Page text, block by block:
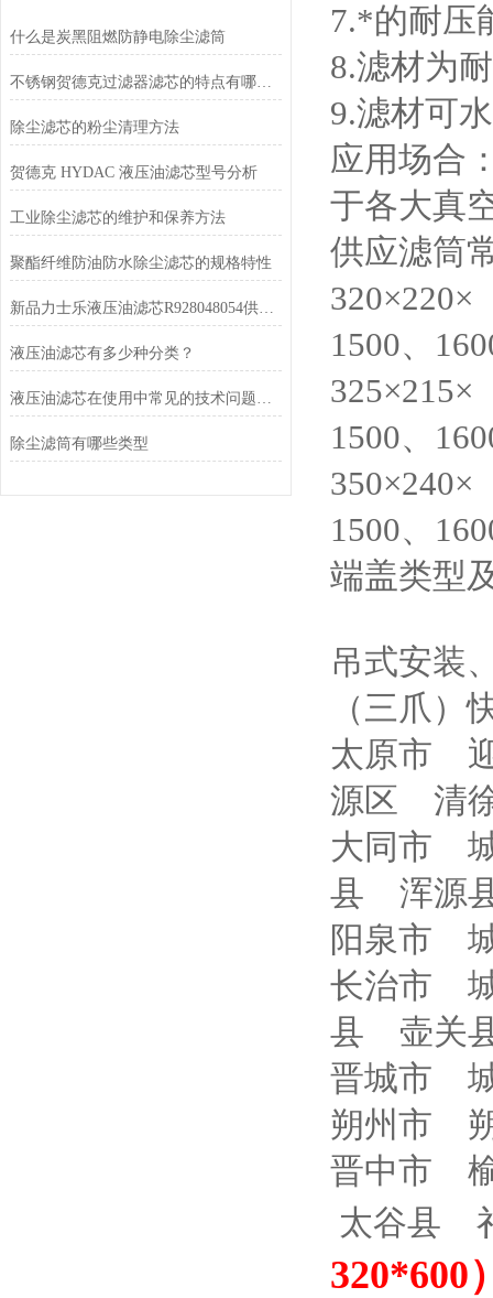
什么是炭黑阻燃防静电除尘滤筒
不锈钢贺德克过滤器滤芯的特点有哪些？
除尘滤芯的粉尘清理方法
贺德克 HYDAC 液压油滤芯型号分析
工业除尘滤芯的维护和保养方法
聚酯纤维防油防水除尘滤芯的规格特性
新品力士乐液压油滤芯R928048054供应厂家
液压油滤芯有多少种分类？
液压油滤芯在使用中常见的技术问题有哪些
除尘滤筒有哪些类型
7.*的耐压
8.滤材为
9.滤材可
应用场合
于各大真
供应滤筒
320×220×
1500、
325×215×
1500、
350×240×
1500、
端盖类型
吊式安装
（三爪）
太原市
源区 清
大同市
县 浑源
阳泉市
长治市
县 壶关
晋城市
朔州市
晋中市
太谷县
320*600